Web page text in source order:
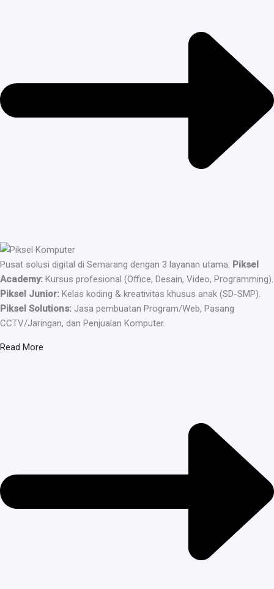
Pusat solusi digital di Semarang dengan 3 layanan utama: Piksel
Academy: Kursus profesional (Office, Desain, Video, Programming).
Piksel Junior: Kelas koding & kreativitas khusus anak (SD-SMP).
Piksel Solutions: Jasa pembuatan Program/Web, Pasang
CCTV/Jaringan, dan Penjualan Komputer.
Read More